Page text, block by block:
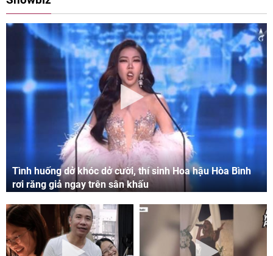
Tình huống dở khóc dở cười, thí sinh Hoa hậu Hòa Bình
rơi răng giả ngay trên sân khấu